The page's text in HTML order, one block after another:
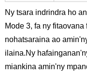
Ny tsara indrindra ho
Mode 3, fa ny
nohatsaraina ao
ilaina.Ny
miankina amin'ny